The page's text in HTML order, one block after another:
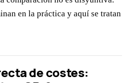
en la práctica y aquí se tratan
de costes: